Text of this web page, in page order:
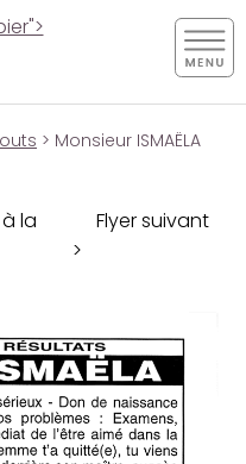
> Monsieur ISMAËLA
la
Flyer suivant
>